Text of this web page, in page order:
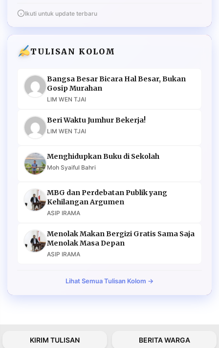
Ikuti untuk update terbaru
TULISAN KOLOM
Bangsa Besar Bicara Hal Besar, Bukan
Gosip Murahan
LIM WEN TJAI
Beri Waktu Jumhur Bekerja!
LIM WEN TJAI
Menghidupkan Buku di Sekolah
Moh Syaiful Bahri
MBG dan Perdebatan Publik yang
Kehilangan Argumen
ASIP IRAMA
Menolak Makan Bergizi Gratis Sama Saja
Menolak Masa Depan
ASIP IRAMA
Lihat Semua Tulisan Kolom →
KIRIM TULISAN BERITA WARGA